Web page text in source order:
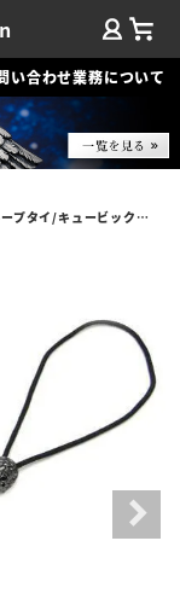
い合わせ業務について
キュービックジルコニア